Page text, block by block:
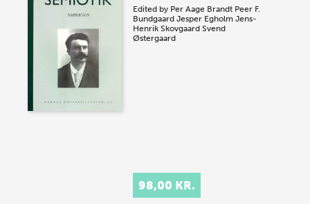
Edited by Per Aage Brandt Peer F.
Bundgaard Jesper Egholm Jens-
Henrik Skovgaard Svend
Østergaard
98,00 KR.